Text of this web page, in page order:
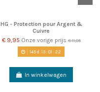
HG - Protection pour Argent &
Cuivre
€ 9,95 Onze vorige prijs€ 11,05
145d. 13:01 :22
In winkelwagen